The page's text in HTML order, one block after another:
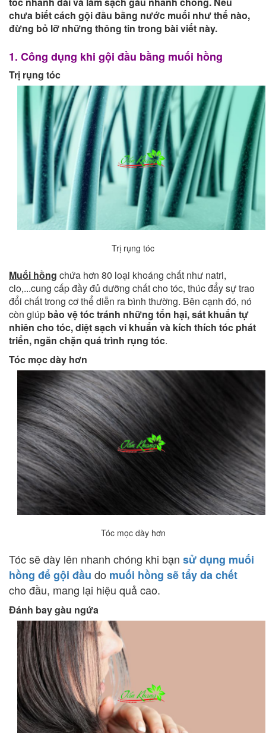
chưa biết cách gội đầu bằng nước muối như thế nào,
đừng bỏ lỡ những thông tin trong bài viết này.
1. Công dụng khi gội đầu bằng muối hồng
Trị rụng tóc
Trị rụng tóc
Muối hồng chứa hơn 80 loại khoáng chất như natri,
clo,...cung cấp đầy đủ dưỡng chất cho tóc, thúc đẩy sự trao
đổi chất trong cơ thể diễn ra bình thường. Bên cạnh đó, nó
còn giúp bảo vệ tóc tránh những tổn hại, sát khuẩn tự
nhiên cho tóc, diệt sạch vi khuẩn và kích thích tóc phát
triển, ngăn chặn quá trình rụng tóc.
Tóc mọc dày hơn
Tóc mọc dày hơn
Tóc sẽ dày lên nhanh chóng khi bạn sử dụng muối
hồng để gội đầu do muối hồng sẽ tẩy da chết
cho đầu, mang lại hiệu quả cao.
Đánh bay gàu ngứa